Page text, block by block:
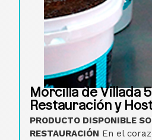
Morcilla de Villada
Restauración y
PRODUCTO DISPONIBLE
RESTAURACIÓN En el